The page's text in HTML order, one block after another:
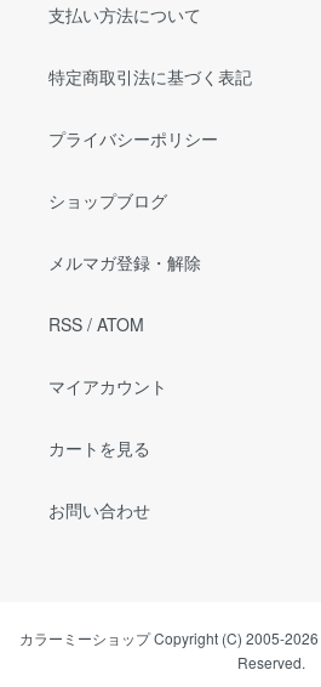
支払い方法について
特定商取引法に基づく表記
プライバシーポリシー
ショップブログ
メルマガ登録・解除
RSS / ATOM
マイアカウント
カートを見る
お問い合わせ
カラーミーショップCopyright (C) 2005-2026
Reserved.